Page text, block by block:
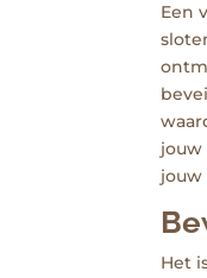
Een
jouw
jouw
Het